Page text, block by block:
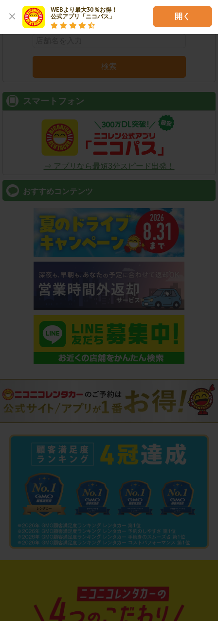
WEBより最大30％お得！
公式アプリ「ニコパス」
開く
店舗名 駅名 空港名
検索
スマートフォン
⇒ アプリなら最短3分スピード出発！
おすすめコンテンツ